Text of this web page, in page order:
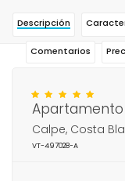
Descripción
Comentarios
Apartamento
Calpe, Costa
VT-497028-A